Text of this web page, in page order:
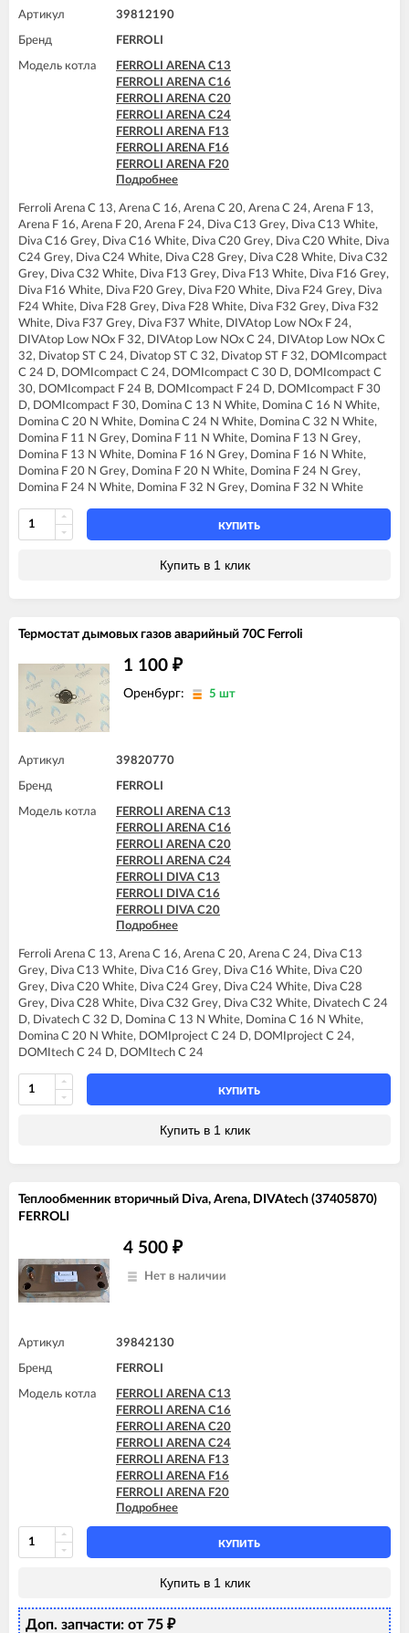
FERROLI DIVAtop ST C24
FERROLI DIVAtop ST F24
FERROLI DIVAtop ST F32
FERROLI DOMIcompact C24
FERROLI DOMIcompact C30
FERROLI DOMIcompact C30 D
FERROLI DOMIcompact F24
FERROLI DOMIcompact F24 B
FERROLI DOMIcompact F24 D
FERROLI DOMIcompact F30
FERROLI DOMIcompact F30 B
FERROLI DOMIcompact F30 D
FERROLI DOMINA C13 N
FERROLI DOMINA C16 N
FERROLI DOMINA C20 N
FERROLI DOMINA C24 N
FERROLI DOMINA C32 N
FERROLI DOMINA F13 N
FERROLI DOMINA F16 N
FERROLI DOMINA F20 N
FERROLI DOMINA F24 N
FERROLI DOMINA F32 N
FERROLI DOMIproject C24
FERROLI DOMIproject C24 D
FERROLI DOMIproject C32
FERROLI DOMIproject C32 D
FERROLI DOMIproject F24
FERROLI DOMIproject F24 D
FERROLI DOMIproject F32
FERROLI DOMItech C32 D
FERROLI DOMItech F32 D
FERROLI DOMItop C30 E
FERROLI DOMItop F30 E
Артикул 39812190
Бренд FERROLI
Модель котла
FERROLI ARENA C13
FERROLI ARENA C16
FERROLI ARENA C20
FERROLI ARENA C24
FERROLI ARENA F13
FERROLI ARENA F16
FERROLI ARENA F20
FERROLI ARENA F24
FERROLI DIVA C16
FERROLI DIVA C20
FERROLI DIVA C24
FERROLI DIVA C28
FERROLI DIVA C32
FERROLI DIVA F13
FERROLI DIVA F16
FERROLI DIVA F20
FERROLI DIVA F24
FERROLI DIVA F28
FERROLI DIVA F32
FERROLI DIVA F37
FERROLI DIVA HC24
FERROLI DIVA HF24
FERROLI DIVA HF32
FERROLI DIVAproject F24
FERROLI DIVAtop Low Nox C24
FERROLI DIVAtop Low Nox C32
FERROLI DIVAtop Low Nox F24
FERROLI DIVAtop Low Nox F32
FERROLI DOMIcompact C24
FERROLI DOMIcompact C24 D
FERROLI DOMIcompact C30
FERROLI DOMIcompact F24 D
FERROLI DOMIcompact F30
FERROLI DOMIcompact F30 B
FERROLI DOMIcompact F30 D
FERROLI DOMINA C24 N
FERROLI DOMINA F13 N
FERROLI DOMINA F16 N
FERROLI DOMINA F20 N
FERROLI DOMINA F24 N
FERROLI DOMINA F32 N
Подробнее
Ferroli Arena C 13, Arena C 16, Arena C 20, Arena C 24, Arena F 13,
Arena F 16, Arena F 20, Arena F 24, Diva C13 Grey, Diva C13 White,
Diva C16 Grey, Diva C16 White, Diva C20 Grey, Diva C20 White, Diva
C24 Grey, Diva C24 White, Diva C28 Grey, Diva C28 White, Diva C32
Grey, Diva C32 White, Diva F13 Grey, Diva F13 White, Diva F16 Grey,
Diva F16 White, Diva F20 Grey, Diva F20 White, Diva F24 Grey, Diva
F24 White, Diva F28 Grey, Diva F28 White, Diva F32 Grey, Diva F32
White, Diva F37 Grey, Diva F37 White, DIVAtop Low NOx F 24,
DIVAtop Low NOx F 32, DIVAtop Low NOx С 24, DIVAtop Low NOx С
32, Divatop ST C 24, Divatop ST C 32, Divatop ST F 32, DOMIcompact
C 24 D, DOMIcompact C 24, DOMIcompact C 30 D, DOMIcompact C
30, DOMIcompact F 24 B, DOMIcompact F 24 D, DOMIcompact F 30
D, DOMIcompact F 30, Domina C 13 N White, Domina C 16 N White,
Domina C 20 N White, Domina C 24 N White, Domina C 32 N White,
Domina F 11 N Grey, Domina F 11 N White, Domina F 13 N Grey,
Domina F 13 N White, Domina F 16 N Grey, Domina F 16 N White,
Domina F 20 N Grey, Domina F 20 N White, Domina F 24 N Grey,
Domina F 24 N White, Domina F 32 N Grey, Domina F 32 N White
КУПИТЬ
Купить в 1 клик
Термостат дымовых газов аварийный 70С Ferroli
1 100 ₽
Оренбург: 5 шт
Артикул 39820770
Бренд FERROLI
Модель котла
FERROLI ARENA C13
FERROLI ARENA C16
FERROLI ARENA C20
FERROLI ARENA C24
FERROLI DIVA C13
FERROLI DIVA C16
FERROLI DIVA C20
FERROLI DIVA C24
FERROLI DIVA C32
FERROLI DIVA HC24
FERROLI DIVAtech C24 D
FERROLI DIVAtech C32 D
FERROLI DIVAtech D C24
FERROLI DIVAtech D C32
FERROLI DIVAtop ST C24
FERROLI DOMINA C13 N
FERROLI DOMINA C16 N
FERROLI DOMINA C20 N
FERROLI DOMIproject C24
FERROLI DOMIproject C24 D
Подробнее
Ferroli Arena C 13, Arena C 16, Arena C 20, Arena C 24, Diva C13
Grey, Diva C13 White, Diva C16 Grey, Diva C16 White, Diva C20
Grey, Diva C20 White, Diva C24 Grey, Diva C24 White, Diva C28
Grey, Diva C28 White, Diva C32 Grey, Diva C32 White, Divatech C 24
D, Divatech C 32 D, Domina C 13 N White, Domina C 16 N White,
Domina C 20 N White, DOMIproject C 24 D, DOMIproject C 24,
DOMItech C 24 D, DOMItech C 24
КУПИТЬ
Купить в 1 клик
Теплообменник вторичный Diva, Arena, DIVAtech (37405870)
FERROLI
4 500 ₽
Нет в наличии
Артикул 39842130
Бренд FERROLI
Модель котла
FERROLI ARENA C13
FERROLI ARENA C16
FERROLI ARENA C20
FERROLI ARENA C24
FERROLI ARENA F13
FERROLI ARENA F16
FERROLI ARENA F20
FERROLI ARENA F24
FERROLI DIVA C13
FERROLI DIVA C16
FERROLI DIVA C20
FERROLI DIVA F13
FERROLI DIVA F16
FERROLI DIVA F20
Подробнее
КУПИТЬ
Купить в 1 клик
Доп. запчасти: от 75 ₽